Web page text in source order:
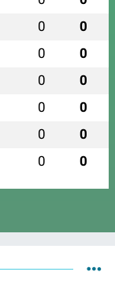
0 0
0 0
0 0
0 0
0 0
0 0